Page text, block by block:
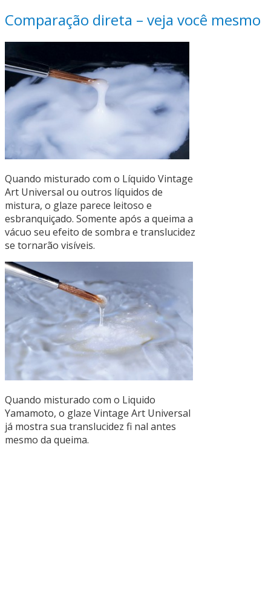
Comparação direta – veja você mesmo
Quando misturado com o Líquido Vintage
Art Universal ou outros líquidos de
mistura, o glaze parece leitoso e
esbranquiçado. Somente após a queima a
vácuo seu efeito de sombra e translucidez
se tornarão visíveis.
Quando misturado com o Liquido
Yamamoto, o glaze Vintage Art Universal
já mostra sua translucidez fi nal antes
mesmo da queima.